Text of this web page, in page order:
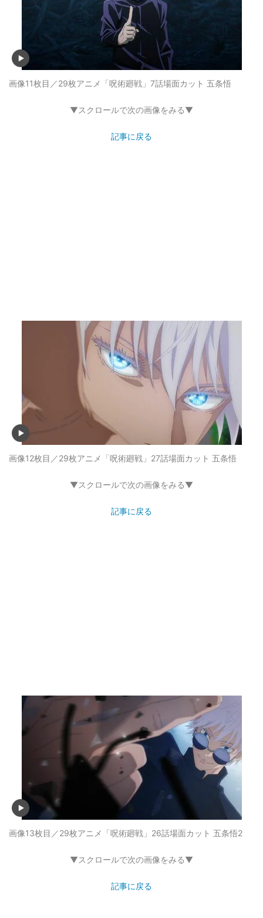
画像11枚目／29枚アニメ「呪術廻戦」7話場面カット 五条悟
▼スクロールで次の画像をみる▼
記事に戻る
画像12枚目／29枚アニメ「呪術廻戦」27話場面カット 五条悟
▼スクロールで次の画像をみる▼
記事に戻る
画像13枚目／29枚アニメ「呪術廻戦」26話場面カット 五条悟2
▼スクロールで次の画像をみる▼
記事に戻る